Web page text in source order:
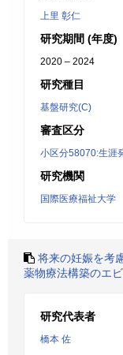
上里 彰仁
研究期間 (年度)
2020 – 2024
研究種目
基盤研究(C)
審査区分
小区分58070:生涯
研究機関
国際医療福祉大学
将来の妊娠を考
薬物療法構築のエ
研究代表者
橋本 佐